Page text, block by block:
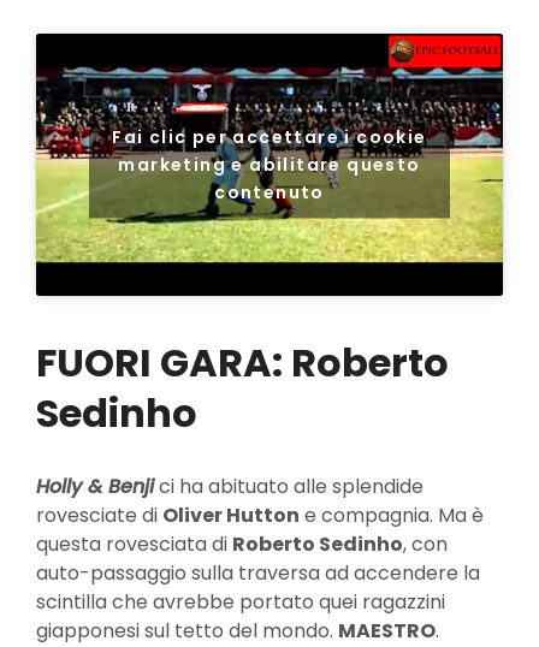
Fai clic per accettare i cookie
marketing e abilitare questo
contenuto
FUORI GARA: Roberto
Sedinho
Holly & Benjici ha abituato alle splendide
rovesciate di Oliver Hutton e compagnia. Ma è
questa rovesciata di Roberto Sedinho, con
auto-passaggio sulla traversa ad accendere la
scintilla che avrebbe portato quei ragazzini
giapponesi sul tetto del mondo. MAESTRO.